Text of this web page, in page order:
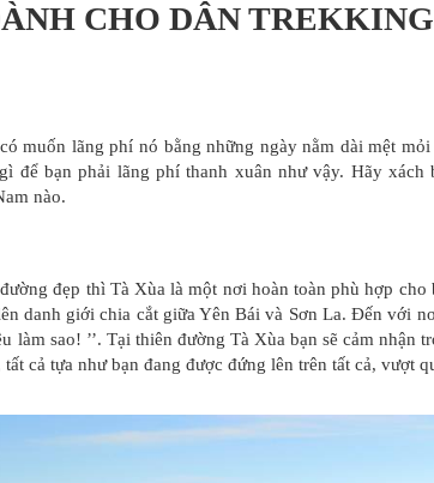
CHO DÂN TREKKING
muốn lãng phí nó bằng những ngày nằm dài mệt
để bạn phải lãng phí thanh xuân như vậy. Hãy xách
nào.
đẹp thì Tà Xùa là một nơi hoàn toàn phù hợp cho
danh giới chia cắt giữa Yên Bái và Sơn La. Đến với
làm sao! ’’. Tại thiên đường Tà Xùa bạn sẽ cảm nhận
cả tựa như bạn đang được đứng lên trên tất cả, vượt